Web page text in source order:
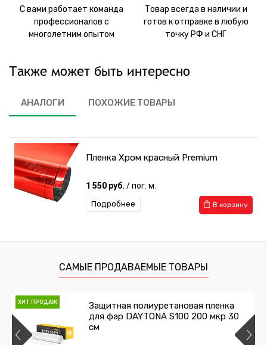
С вами работает команда
профессионалов с
многолетним опытом
Товар всегда в наличии и
готов к отправке в любую
точку РФ и СНГ
Также может быть интересно
АНАЛОГИ ПОХОЖИЕ ТОВАРЫ
Пленка Хром красный Premium
1 550 руб. / пог. м.
В корзину
Подробнее
САМЫЕ ПРОДАВАЕМЫЕ ТОВАРЫ
ХИТ ПРОДАЖ
Защитная полиуретановая пленка
для фар DAYTONA S100 200 мкр 30
см